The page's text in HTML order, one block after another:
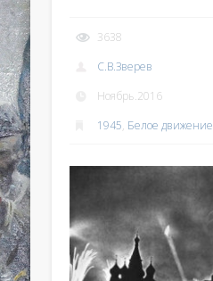
3638
С.В.Зверев
Ноябрь.2016
1945, Белое движение